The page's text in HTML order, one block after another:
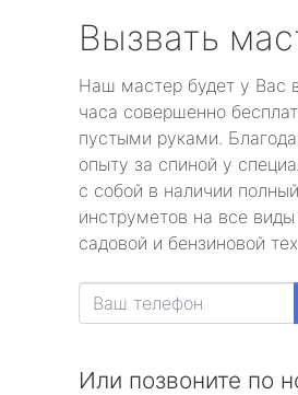
Вызвать
Наш мастер будет у Вас
часа совершенно
пустыми руками.
опыту за спиной у
с собой в наличии
инструметов на все
садовой и бензиновой
Или позвоните по